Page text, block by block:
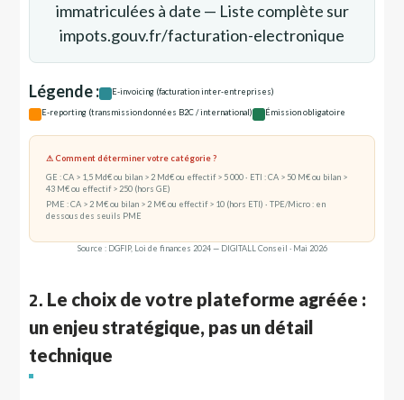
immatriculées à date — Liste complète sur
impots.gouv.fr/facturation-electronique
Légende : E-invoicing (facturation inter-entreprises)
E-reporting (transmission données B2C / international) Émission obligatoire
⚠ Comment déterminer votre catégorie ?
GE : CA > 1,5 Md€ ou bilan > 2 Md€ ou effectif > 5 000 · ETI : CA > 50 M€ ou bilan >
43 M€ ou effectif > 250 (hors GE)
PME : CA > 2 M€ ou bilan > 2 M€ ou effectif > 10 (hors ETI) · TPE/Micro : en
dessous des seuils PME
Source : DGFIP, Loi de finances 2024 — DIGITALL Conseil · Mai 2026
2. Le choix de votre plateforme agréée :
un enjeu stratégique, pas un détail
technique